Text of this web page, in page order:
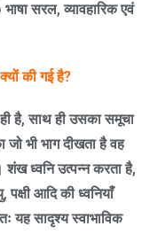
भाषा सरल,व्यावहारिक एवं
की गई है?
है,साथ ही उसका समूचा
भी भाग दीखता है वह
शंख ध्वनि उत्पन्न करता है,
,पक्षी आदि की ध्वनियाँ
यह सादृश्य स्वाभाविक